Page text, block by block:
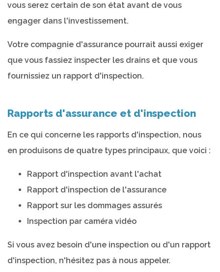
vous serez certain de son état avant de vous
engager dans l'investissement.
Votre compagnie d'assurance pourrait aussi exiger
que vous fassiez inspecter les drains et que vous
fournissiez un rapport d'inspection.
Rapports d'assurance et d'inspection
En ce qui concerne les rapports d'inspection, nous
en produisons de quatre types principaux, que voici :
Rapport d'inspection avant l'achat
Rapport d'inspection de l'assurance
Rapport sur les dommages assurés
Inspection par caméra vidéo
Si vous avez besoin d'une inspection ou d'un rapport
d'inspection, n'hésitez pas à nous appeler.